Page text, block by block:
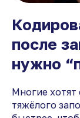
после
нужно
Многие хотят
тяжёлого